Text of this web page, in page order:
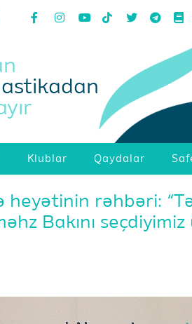
Klublar Qaydalar
heyətinin rəhbəri:
Bakını